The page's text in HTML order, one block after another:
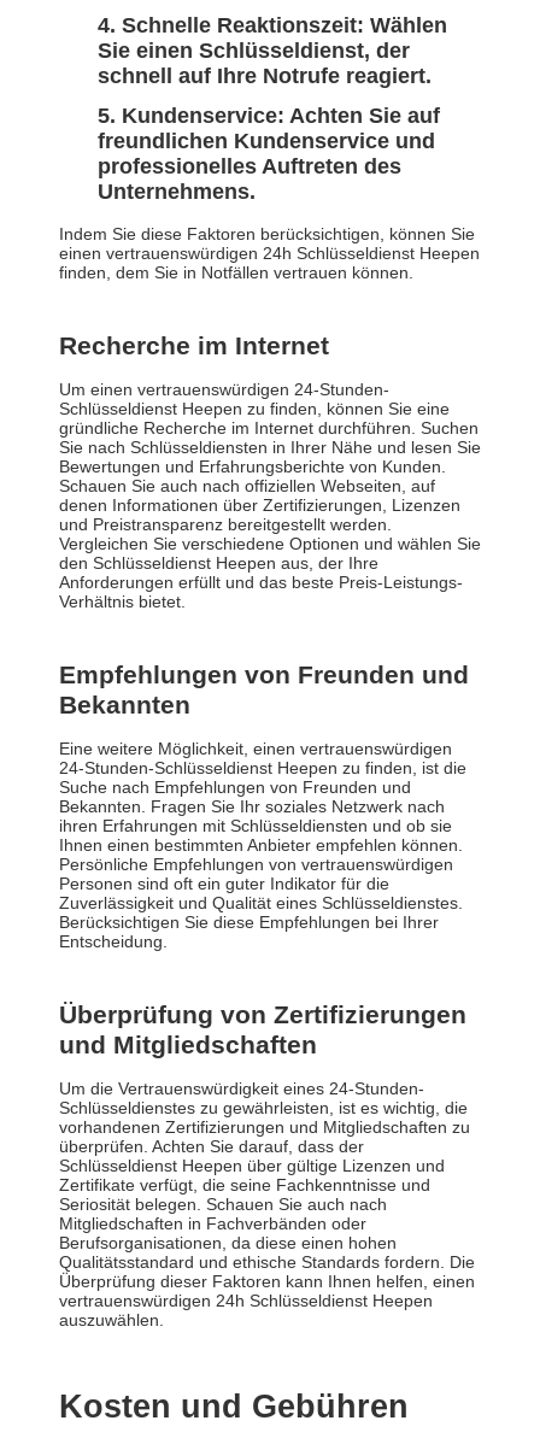
Schnelle Reaktionszeit: Wählen
Sie einen Schlüsseldienst, der
schnell auf Ihre Notrufe reagiert.
Kundenservice: Achten Sie auf
freundlichen Kundenservice und
professionelles Auftreten des
Unternehmens.
Indem Sie diese Faktoren berücksichtigen, können Sie
einen vertrauenswürdigen 24h Schlüsseldienst Heepen
finden, dem Sie in Notfällen vertrauen können.
Recherche im Internet
Um einen vertrauenswürdigen 24-Stunden-
Schlüsseldienst Heepen zu finden, können Sie eine
gründliche Recherche im Internet durchführen. Suchen
Sie nach Schlüsseldiensten in Ihrer Nähe und lesen Sie
Bewertungen und Erfahrungsberichte von Kunden.
Schauen Sie auch nach offiziellen Webseiten, auf
denen Informationen über Zertifizierungen, Lizenzen
und Preistransparenz bereitgestellt werden.
Vergleichen Sie verschiedene Optionen und wählen Sie
den Schlüsseldienst Heepen aus, der Ihre
Anforderungen erfüllt und das beste Preis-Leistungs-
Verhältnis bietet.
Empfehlungen von Freunden und
Bekannten
Eine weitere Möglichkeit, einen vertrauenswürdigen
24-Stunden-Schlüsseldienst Heepen zu finden, ist die
Suche nach Empfehlungen von Freunden und
Bekannten. Fragen Sie Ihr soziales Netzwerk nach
ihren Erfahrungen mit Schlüsseldiensten und ob sie
Ihnen einen bestimmten Anbieter empfehlen können.
Persönliche Empfehlungen von vertrauenswürdigen
Personen sind oft ein guter Indikator für die
Zuverlässigkeit und Qualität eines Schlüsseldienstes.
Berücksichtigen Sie diese Empfehlungen bei Ihrer
Entscheidung.
Überprüfung von Zertifizierungen
und Mitgliedschaften
Um die Vertrauenswürdigkeit eines 24-Stunden-
Schlüsseldienstes zu gewährleisten, ist es wichtig, die
vorhandenen Zertifizierungen und Mitgliedschaften zu
überprüfen. Achten Sie darauf, dass der
Schlüsseldienst Heepen über gültige Lizenzen und
Zertifikate verfügt, die seine Fachkenntnisse und
Seriosität belegen. Schauen Sie auch nach
Mitgliedschaften in Fachverbänden oder
Berufsorganisationen, da diese einen hohen
Qualitätsstandard und ethische Standards fordern. Die
Überprüfung dieser Faktoren kann Ihnen helfen, einen
vertrauenswürdigen 24h Schlüsseldienst Heepen
auszuwählen.
Kosten und Gebühren